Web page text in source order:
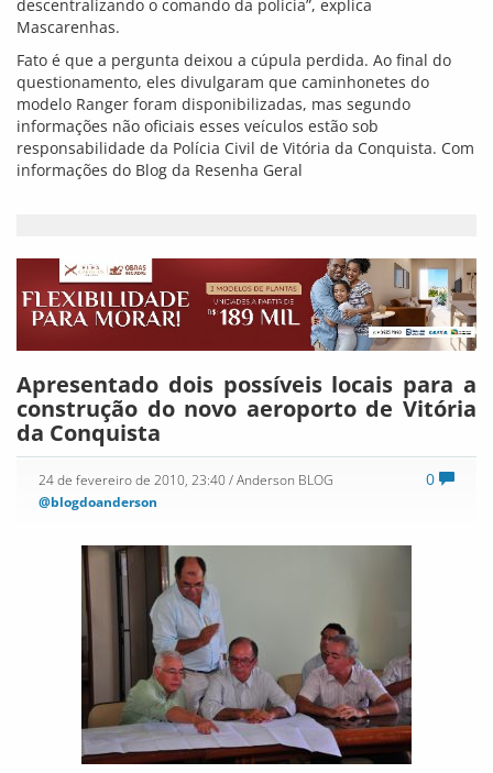
descentralizando o comando da polícia”, explica
Mascarenhas.
Fato é que a pergunta deixou a cúpula perdida. Ao final do
questionamento, eles divulgaram que caminhonetes do
modelo Ranger foram disponibilizadas, mas segundo
informações não oficiais esses veículos estão sob
responsabilidade da Polícia Civil de Vitória da Conquista. Com
informações do Blog da Resenha Geral
Apresentado dois possíveis locais para a
construção do novo aeroporto de Vitória
da Conquista
0
24 de fevereiro de 2010, 23:40/ Anderson BLOG
@blogdoanderson